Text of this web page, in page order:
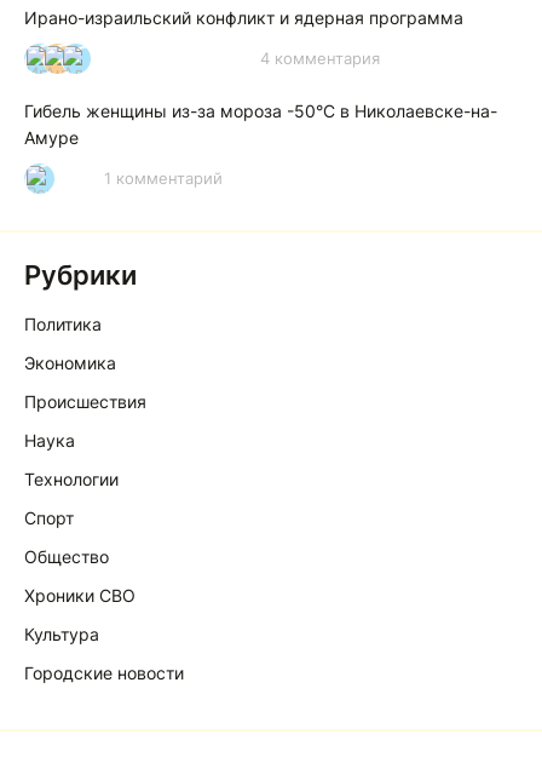
Ирано-израильский конфликт и ядерная программа
И А А 4 комментария
Гибель женщины из-за мороза -50°C в Николаевске-на-
Амуре
Р 1 комментарий
Рубрики
Политика
Экономика
Происшествия
Наука
Технологии
Спорт
Общество
Хроники СВО
Культура
Городские новости